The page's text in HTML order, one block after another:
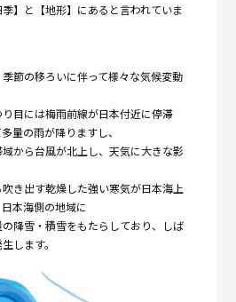
】と【地形】にあると言われていま
節の移ろいに伴って様々な気候変動
目には梅雨前線が日本付近に停滞
量の雨が降りますし、
から台風が北上し、天気に大きな影
き出す乾燥した強い寒気が日本海上
本海側の地域に
降雪・積雪をもたらしており、しば
します。